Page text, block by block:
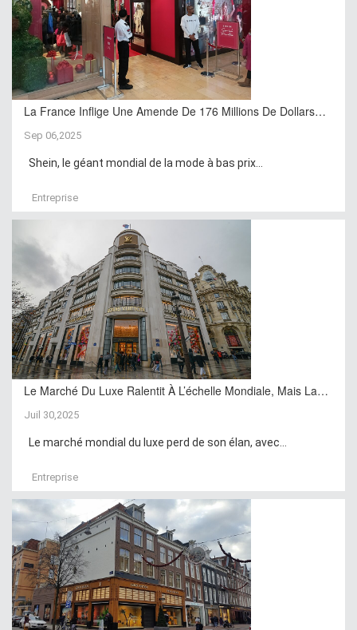
La France Inflige Une Amende De 176 Millions De Dollars…
Sep 06,2025
Shein, le géant mondial de la mode à bas prix...
Entreprise
Le Marché Du Luxe Ralentit À L’échelle Mondiale, Mais La…
Juil 30,2025
Le marché mondial du luxe perd de son élan, avec...
Entreprise